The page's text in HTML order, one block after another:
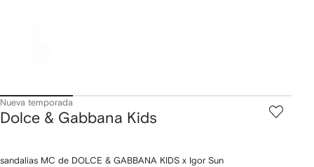
Nueva temporada
Dolce & Gabbana Kids
sandalias MC de DOLCE & GABBANA KIDS x Igor Sun